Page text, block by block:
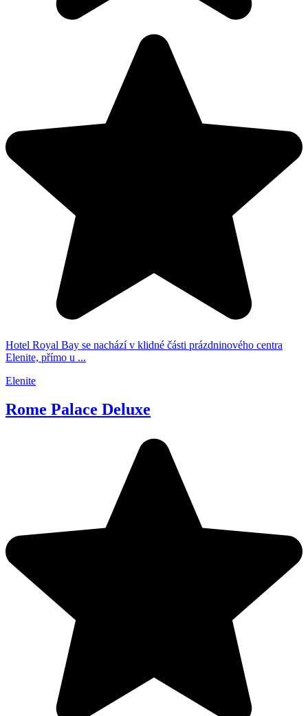
Hotel Royal Bay se nachází v klidné části prázdninového centra
Elenite, přímo u ...
Elenite
Rome Palace Deluxe